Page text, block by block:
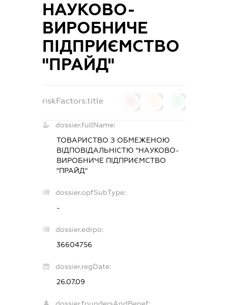
НАУКОВО-
ВИРОБНИЧЕ
ПІДПРИЄМСТВО
"ПРАЙД"
riskFactors.title
dossier.fullName:
ТОВАРИСТВО З ОБМЕЖЕНОЮ
ВІДПОВІДАЛЬНІСТЮ "НАУКОВО-
ВИРОБНИЧЕ ПІДПРИЄМСТВО
"ПРАЙД"
dossier.opfSubType:
-
dossier.edrpo:
36604756
dossier.regDate:
26.07.09